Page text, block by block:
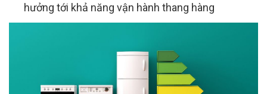
hưởng tới khả năng vận hành thang hàng